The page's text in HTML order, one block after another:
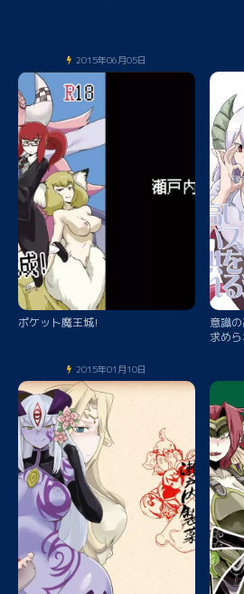
2015年06月05日
ポケット魔王城!
意識
求め
2015年01月10日